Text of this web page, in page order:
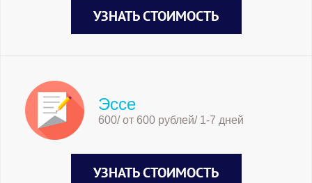
УЗНАТЬ СТОИМОСТЬ
Эссе
600/ от 600 рублей/ 1-7 дней
УЗНАТЬ СТОИМОСТЬ